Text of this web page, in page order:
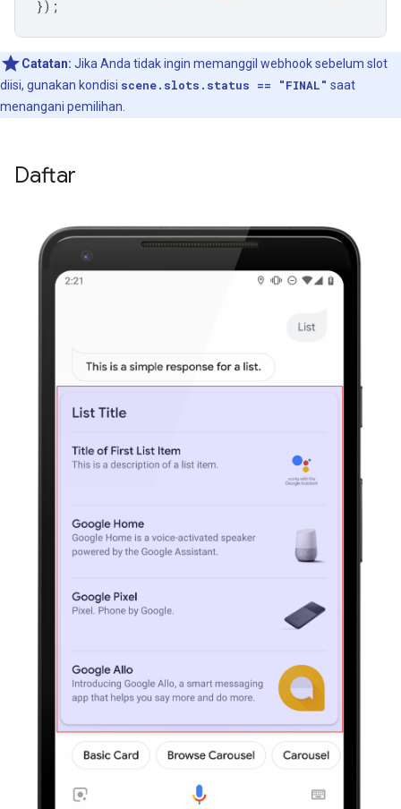
});
Catatan: Jika Anda tidak ingin memanggil webhook sebelum slot
diisi, gunakan kondisi scene.slots.status == "FINAL" saat
menangani pemilihan.
Daftar